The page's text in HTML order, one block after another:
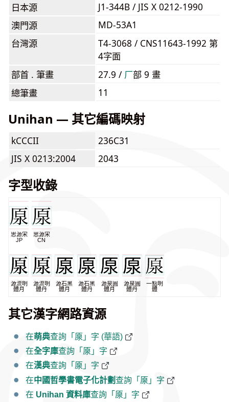
日本源
J1-344B / JIS X 0212-1990
澳門源
MD-53A1
台灣源
T4-3068 / CNS11643-1992 第
4字面
部首 . 筆畫
27.9 / ⼚部 9 畫
總筆畫
11
Unihan — 其它編碼映射
kCCCII
236C31
JIS X 0213:2004
2043
字型收錄
思源宋
JP
思源宋
CN
源流明
體月
源流明
體丹
源石黑
體月
源石黑
體丹
源泉圓
體月
源泉圓
體丹
一點明
體
其它漢字網路資源
在萌典查詢「厡」字 (華語)
在全字庫查詢「厡」字
在漢典查詢「厡」字
在中國哲學書電子化計劃查詢「厡」字
在 Unihan 資料庫查詢「厡」字